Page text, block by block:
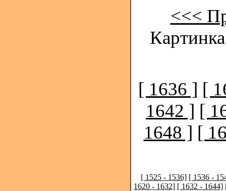
<<<
[ 1636 ] [
1642 ] [
1648 ] [
[ 1525 - 1536] [ 1536 -
1620 - 1632] [ 1632 - 1644]